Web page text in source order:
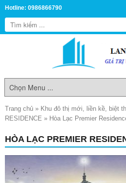
Hotline: 0986866790
Trang chủ » Khu đô thị mới, liền kề, biệt
RESIDENCE » Hòa Lạc Premier
HÒA LẠC PREMIER